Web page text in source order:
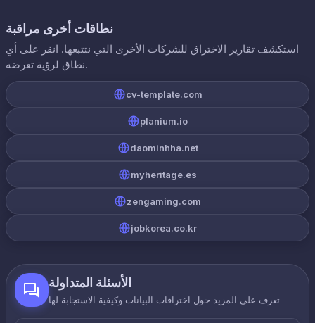
نطاقات أخرى مراقبة
استكشف تقارير الاختراق للشركات الأخرى التي نتتبعها. انقر على أي
نطاق لرؤية تعرضه.
cv-template.com
planium.io
daominhha.net
myheritage.es
zengaming.com
jobkorea.co.kr
الأسئلة المتداولة
تعرف على المزيد حول اختراقات البيانات وكيفية الاستجابة لها